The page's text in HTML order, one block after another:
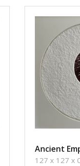
Ancient
127 x 127 x